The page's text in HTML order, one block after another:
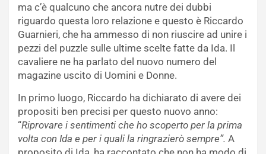
ma c’è qualcuno che ancora nutre dei dubbi
riguardo questa loro relazione e questo è Riccardo
Guarnieri, che ha ammesso di non riuscire ad unire i
pezzi del puzzle sulle ultime scelte fatte da Ida. Il
cavaliere ne ha parlato del nuovo numero del
magazine uscito di Uomini e Donne.
In primo luogo, Riccardo ha dichiarato di avere dei
propositi ben precisi per questo nuovo anno:
“Riprovare i sentimenti che ho scoperto per la prima
volta con Ida e per i quali la ringrazierò sempre”. A